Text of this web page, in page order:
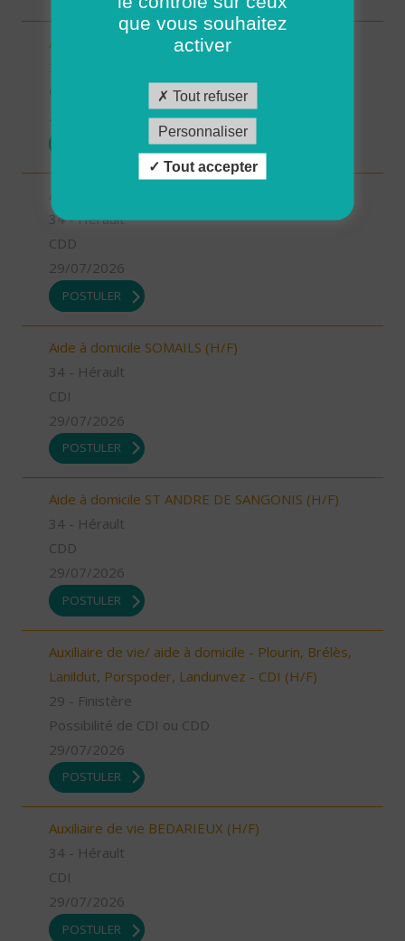
Auxiliaire de vie LIGNAN (H/F)
Aide à domicile LODEVE (H/F)
34 - Hérault
CDD
29/07/2026
POSTULER
Aide à domicile SOMAILS (H/F)
34 - Hérault
CDI
29/07/2026
POSTULER
Aide à domicile ST ANDRE DE SANGONIS (H/F)
34 - Hérault
CDD
29/07/2026
POSTULER
Auxiliaire de vie/ aide à domicile - Plourin, Brélès,
Lanildut, Porspoder, Landunvez - CDI (H/F)
29 - Finistère
Possibilité de CDI ou CDD
29/07/2026
POSTULER
Auxiliaire de vie BEDARIEUX (H/F)
34 - Hérault
CDI
29/07/2026
POSTULER
que vous souhaitez
activer
Tout refuser
Personnaliser
Tout accepter